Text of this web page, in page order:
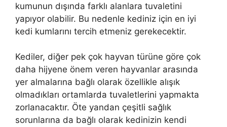
kumunun dışında farklı alanlara tuvaletini
yapıyor olabilir. Bu nedenle kediniz için en iyi
kedi kumlarını tercih etmeniz gerekecektir.
Kediler, diğer pek çok hayvan türüne göre çok
daha hijyene önem veren hayvanlar arasında
yer almalarına bağlı olarak özellikle alışık
olmadıkları ortamlarda tuvaletlerini yapmakta
zorlanacaktır. Öte yandan çeşitli sağlık
sorunlarına da bağlı olarak kedinizin kendi